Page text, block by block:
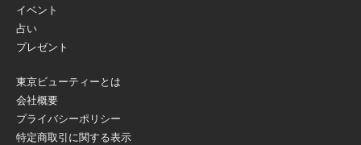
イベント
占い
プレゼント
東京ビューティーとは
会社概要
プライバシーポリシー
特定商取引に関する表示